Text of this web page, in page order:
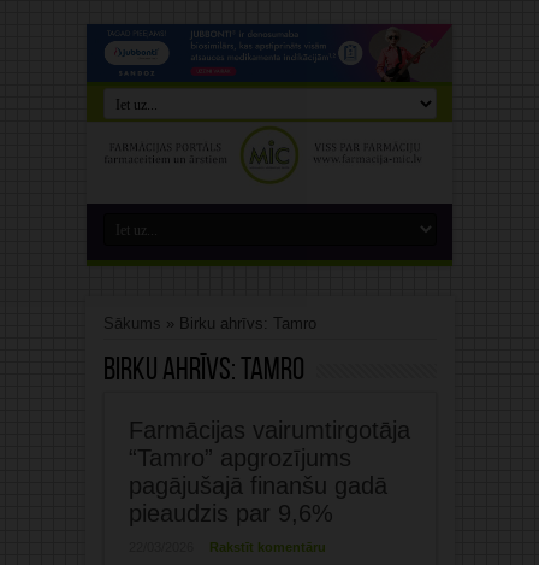
Sākums » Birku ahrīvs: Tamro
Birku ahrīvs: Tamro
Farmācijas vairumtirgotāja
“Tamro” apgrozījums
pagājušajā finanšu gadā
pieaudzis par 9,6%
Rakstīt komentāru